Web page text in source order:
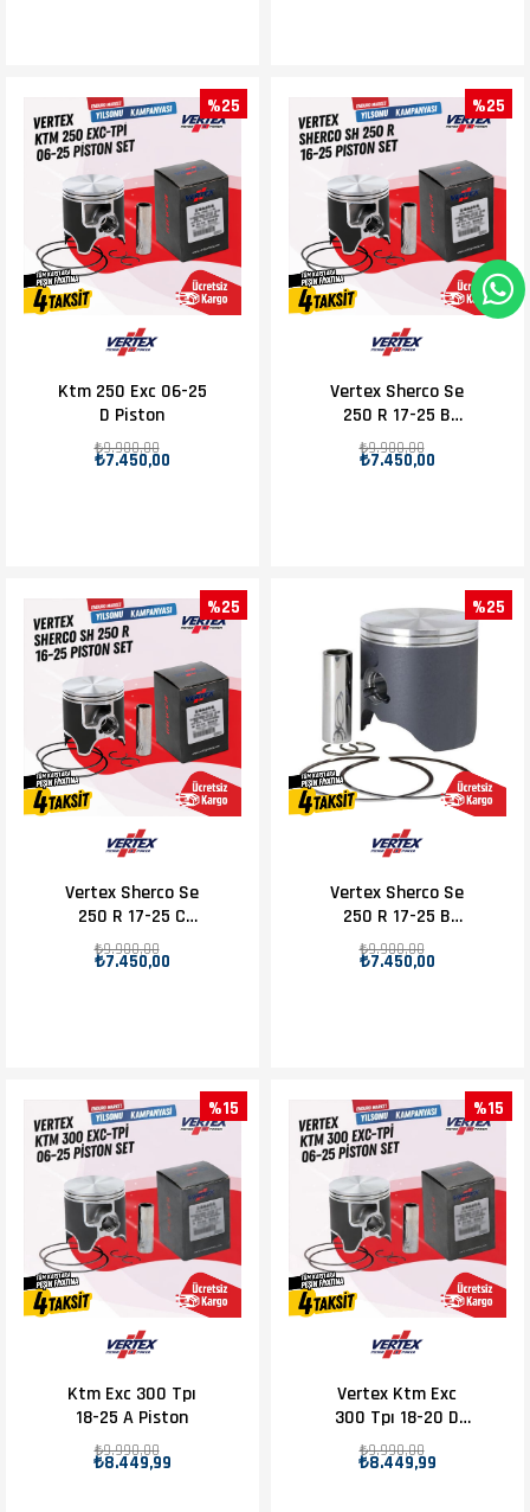
Ktm 250 Exc 06-25
D Piston
₺7.450,00
₺9.900,00
%25
Vertex Sherco Se
250 R 17-25 B
Piston D.66.36
₺7.450,00
₺9.900,00
%25
Vertex Sherco Se
250 R 17-25 C
Piston D.66.37
₺7.450,00
₺9.900,00
%25
Vertex Sherco Se
250 R 17-25 B
Piston D.66.35
₺7.450,00
₺9.900,00
%25
Ktm Exc 300 Tpı
18-25 A Piston
₺8.449,99
₺9.990,00
%15
Vertex Ktm Exc
300 Tpı 18-20 D
Piston D.71.955
₺8.449,99
₺9.990,00
%15